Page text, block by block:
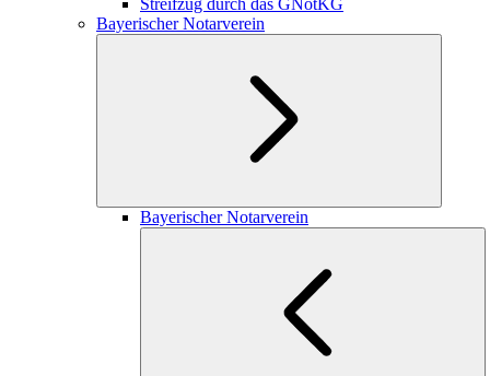
Bayerischer Notarverein
Bayerischer Notarverein